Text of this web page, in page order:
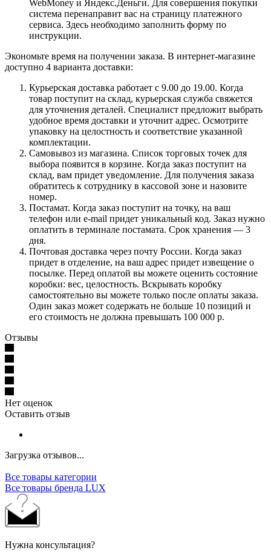
WebMoney и Яндекс.Деньги. Для совершения покупки
система перенаправит вас на страницу платежного
сервиса. Здесь необходимо заполнить форму по
инструкции.
Экономьте время на получении заказа. В интернет-магазине
доступно 4 варианта доставки:
Курьерская доставка работает с 9.00 до 19.00. Когда
товар поступит на склад, курьерская служба свяжется
для уточнения деталей. Специалист предложит выбрать
удобное время доставки и уточнит адрес. Осмотрите
упаковку на целостность и соответствие указанной
комплектации.
Самовывоз из магазина. Список торговых точек для
выбора появится в корзине. Когда заказ поступит на
склад, вам придет уведомление. Для получения заказа
обратитесь к сотруднику в кассовой зоне и назовите
номер.
Постамат. Когда заказ поступит на точку, на ваш
телефон или e-mail придет уникальный код. Заказ нужно
оплатить в терминале постамата. Срок хранения — 3
дня.
Почтовая доставка через почту России. Когда заказ
придет в отделение, на ваш адрес придет извещение о
посылке. Перед оплатой вы можете оценить состояние
коробки: вес, целостность. Вскрывать коробку
самостоятельно вы можете только после оплаты заказа.
Один заказ может содержать не больше 10 позиций и
его стоимость не должна превышать 100 000 р.
Отзывы
Нет оценок
Оставить отзыв
Загрузка отзывов...
Все товары категории
Все товары бренда LUX
Нужна консультация?